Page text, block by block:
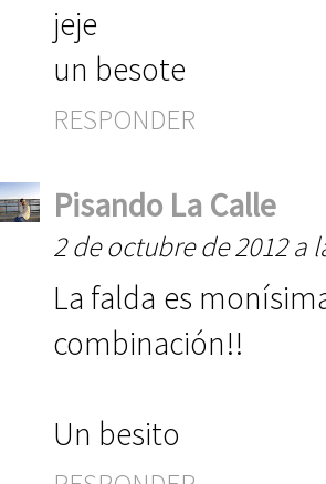
jeje
un besote
RESPONDER
Pisando La Calle
2 de octubre de 2012 a
La falda es
combinación!!
Un besito